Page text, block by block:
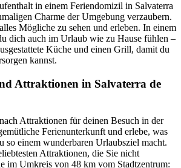
in einem Feriendomizil in Salvaterra
Charme der Umgebung verzaubern.
Mögliche zu sehen und erleben. In einem
dich auch im Urlaub wie zu Hause fühlen –
Küche und einen Grill, damit du
kannst.
Attraktionen in Salvaterra de
Attraktionen für deinen Besuch in der
Ferienunterkunft und erlebe, was
so einem wunderbaren Urlaubsziel macht.
Attraktionen, die Sie nicht
im Umkreis von 48 km vom Stadtzentrum: